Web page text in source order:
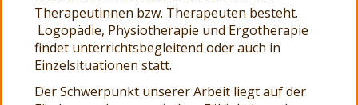
Therapeutinnen bzw. Therapeuten besteht.
Logopädie, Physiotherapie und Ergotherapie
findet unterrichtsbegleitend oder auch in
Einzelsituationen statt.
Der Schwerpunkt unserer Arbeit liegt auf der